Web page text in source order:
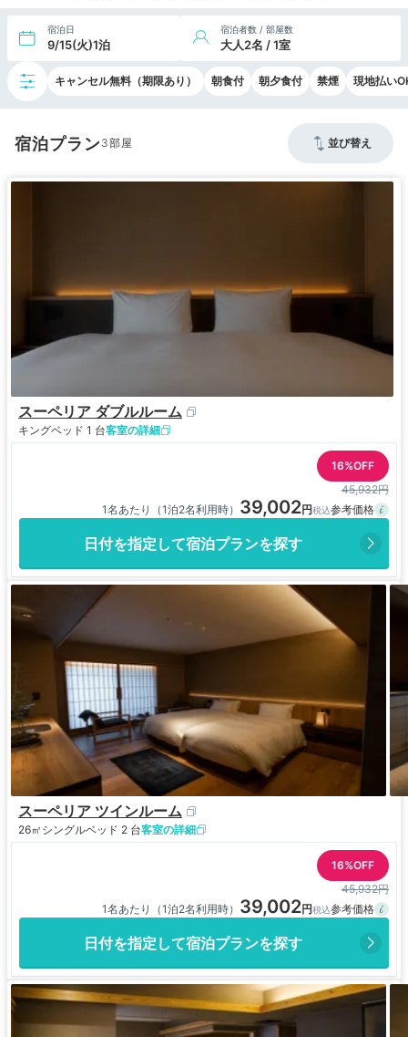
宿泊日
9/15(火)1泊
宿泊者数 / 部屋数
大人2名 / 1室
キャンセル無料（期限あり） 朝食付 朝夕食付 禁煙 現地払い
宿泊プラン3 並び替え
スーペリア ダブルルーム
キングベッド 1 台客室の詳細
16%OFF
45,932円
1名あたり（1泊2名利用時） 39,002
日付を指定して宿泊プランを探す
スーペリア ツインルーム
26㎡ シングルベッド 2 台客室の詳細
16%OFF
45,932円
1名あたり（1泊2名利用時） 39,002
日付を指定して宿泊プランを探す